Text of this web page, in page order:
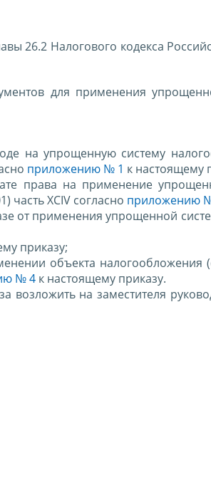
26.2 Налогового кодекса
для применения
на упрощенную систему
приложению № 1 к настоящему
права на применение
часть XCIV согласно приложению
от применения упрощенной
приказу;
объекта
№ 4 к настоящему приказу.
возложить на заместителя